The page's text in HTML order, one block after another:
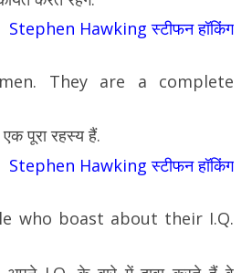
Stephen Hawking स्टीफन हॉकिंग
They are a complete
पूरा रहस्य हैं.
Stephen Hawking स्टीफन हॉकिंग
who boast about their I.Q.